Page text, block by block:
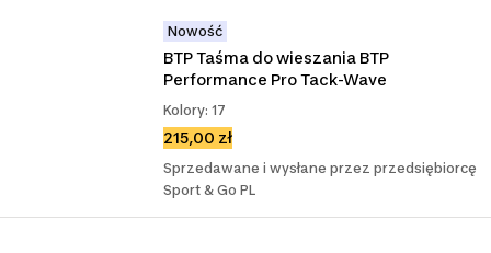
Nowość
BTP Taśma do wieszania BTP
Performance Pro Tack-Wave
Kolory: 17
215,00 zł
Sprzedawane i wysłane przez przedsiębiorcę
Sport & Go PL